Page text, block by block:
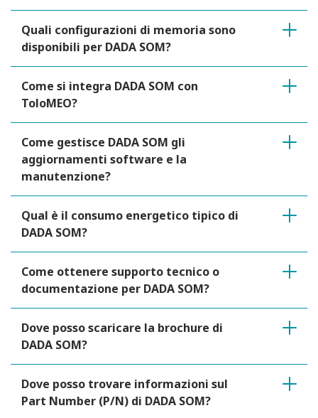
Quali configurazioni di memoria sono
disponibili per DADA SOM?
Come si integra DADA SOM con
ToloMEO?
Come gestisce DADA SOM gli
aggiornamenti software e la
manutenzione?
Qual è il consumo energetico tipico di
DADA SOM?
Come ottenere supporto tecnico o
documentazione per DADA SOM?
Dove posso scaricare la brochure di
DADA SOM?
Dove posso trovare informazioni sul
Part Number (P/N) di DADA SOM?